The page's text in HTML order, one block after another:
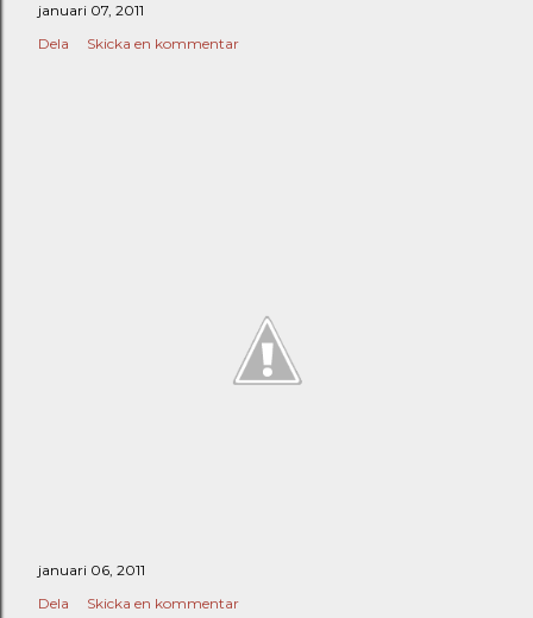
januari 07, 2011
Dela
Skicka en kommentar
januari 06, 2011
Dela
Skicka en kommentar